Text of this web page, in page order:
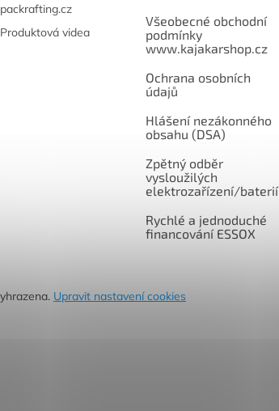
packrafting.cz
Produktová videa
Všeobecné obchodní
podmínky
www.kajakarshop.cz
Ochrana osobních
údajů
Hlášení nezákonného
obsahu (DSA)
Zpětný odběr
vysloužilých
elektrozařízení/baterií
Rychlé a jednoduché
financování ESSOX
Upravit nastavení cookies